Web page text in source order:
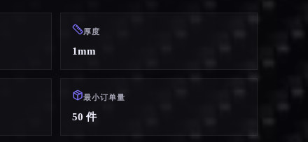
厚度
1mm
最小订单量
50 件